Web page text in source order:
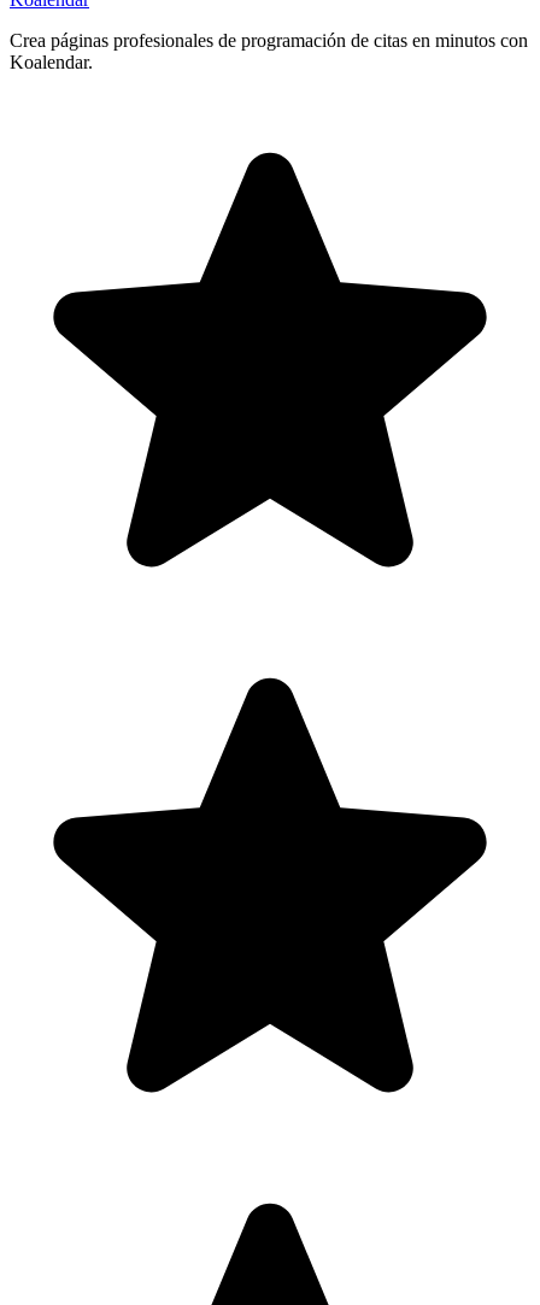
Crea páginas profesionales de programación de citas en minutos con
Koalendar.